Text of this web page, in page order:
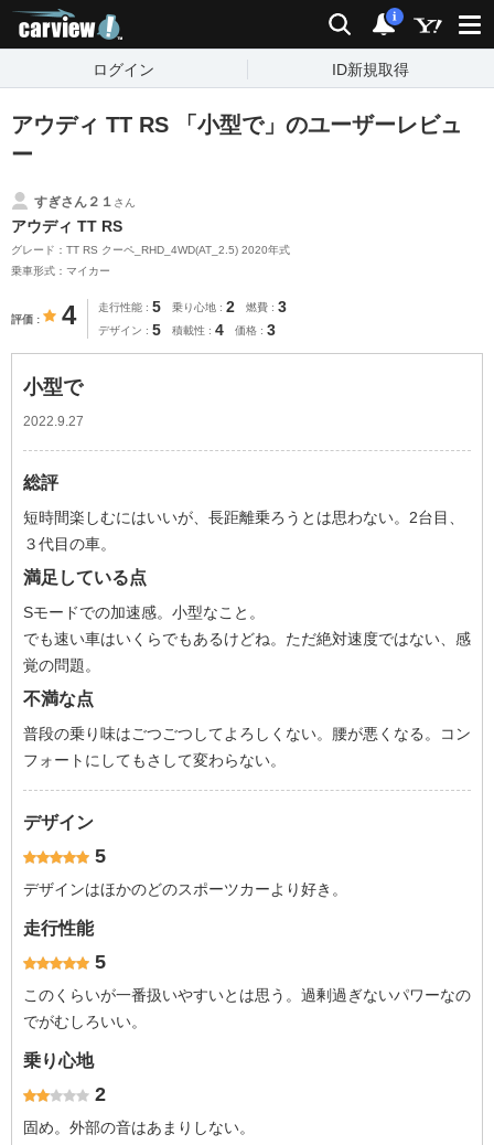
検索 通知
i
ログイン ID新規取得
アウディ TT RS 「小型で」のユーザーレビュ
ー
すぎさん２１ さん
アウディ TT RS
グレード：TT RS クーペ_RHD_4WD(AT_2.5) 2020年式
乗車形式：マイカー
評価 4 走行性能 5 乗り心地 2 燃費 3
デザイン 5 積載性 4 価格 3
小型で
2022.9.27
総評
短時間楽しむにはいいが、長距離乗ろうとは思わない。2台目、
３代目の車。
満足している点
Sモードでの加速感。小型なこと。
でも速い車はいくらでもあるけどね。ただ絶対速度ではない、感
覚の問題。
不満な点
普段の乗り味はごつごつしてよろしくない。腰が悪くなる。コン
フォートにしてもさして変わらない。
デザイン
5
デザインはほかのどのスポーツカーより好き。
走行性能
5
このくらいが一番扱いやすいとは思う。過剰過ぎないパワーなの
でがむしろいい。
乗り心地
2
固め。外部の音はあまりしない。